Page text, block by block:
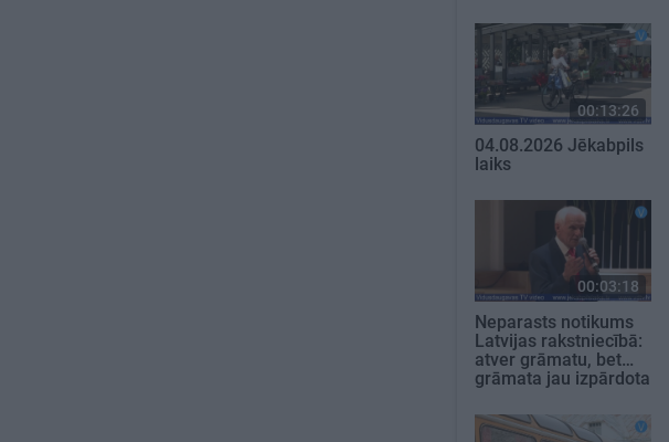
00:13:26
04.08.2026 Jēkabpils
laiks
00:03:18
Neparasts notikums
Latvijas rakstniecībā:
atver grāmatu, bet…
grāmata jau izpārdota